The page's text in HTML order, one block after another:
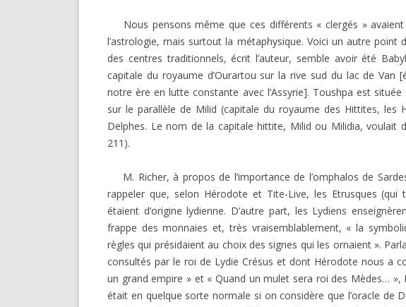
Nous pensons même que ces différents « clergés » avaient
l’astrologie, mais surtout la métaphysique. Voici un autre point
des centres traditionnels, écrit l’auteur, semble avoir été
capitale du royaume d’Ourartou sur la rive sud du lac de Van
notre ère en lutte constante avec l’Assyrie]. Toushpa est
sur le parallèle de Milid (capitale du royaume des Hittites, les
Delphes. Le nom de la capitale hittite, Milid ou Milidia, voulait
211).
M. Richer, à propos de l’importance de l’omphalos de
rappeler que, selon Hérodote et Tite-Live, les Etrusques (qui
étaient d’origine lydienne. D’autre part, les Lydiens
frappe des monnaies et, très vraisemblablement, « la
règles qui présidaient au choix des signes qui les ornaient ».
consultés par le roi de Lydie Crésus et dont Hérodote nous a
un grand empire » et « Quand un mulet sera roi des Mèdes… »,
était en quelque sorte normale si on considère que l’oracle de